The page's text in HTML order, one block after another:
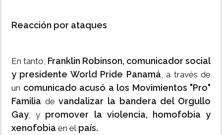
Reacción por ataques
En tanto, Franklin Robinson, comunicador social
y presidente World Pride Panamá, a través de
un comunicado acusó a los Movimientos "Pro"
Familia devandalizar la bandera del Orgullo
Gay, y promover la violencia, homofobia y
xenofobia en el país.